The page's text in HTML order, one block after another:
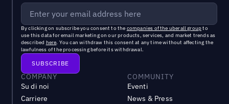
By clicking on subscribe you consent to the companies of the uberall groupto
use this data for email marketing on our products, services, and market trends as
described here. You can withdraw this consent at any time without affecting the
lawfulness of the processing before its withdrawal.
COMPANY
Su di noi
Carriere
COMMUNITY
Eventi
News & Press